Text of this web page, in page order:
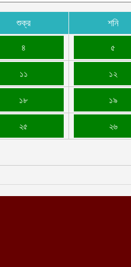
শুক্র শনি
৪ ৫
১১ ১২
১৮ ১৯
২৫ ২৬